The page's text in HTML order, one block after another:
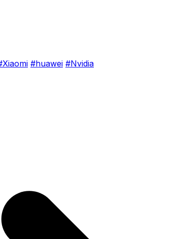
#huawei #Nvidia